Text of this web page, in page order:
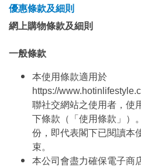
優惠條款及細則
網上購物條款及細則
一般條款
本使用條款適用於
https://
聯社交網站之使用者，使
下條款（「使用條款」）
份，即代表閣下已閱讀本
束。
本公司會盡力確保電子商